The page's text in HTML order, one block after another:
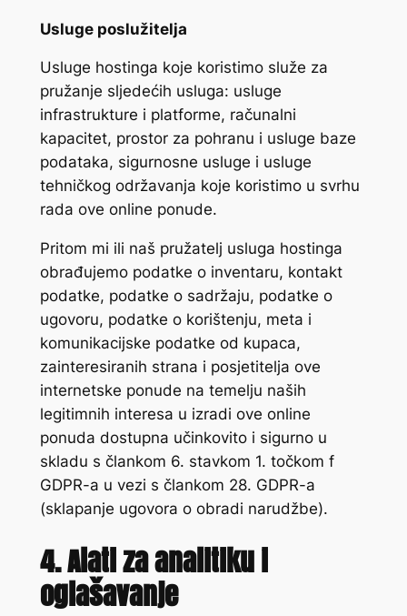
Usluge poslužitelja
Usluge hostinga koje koristimo služe za
pružanje sljedećih usluga: usluge
infrastrukture i platforme, računalni
kapacitet, prostor za pohranu i usluge baze
podataka, sigurnosne usluge i usluge
tehničkog održavanja koje koristimo u svrhu
rada ove online ponude.
Pritom mi ili naš pružatelj usluga hostinga
obrađujemo podatke o inventaru, kontakt
podatke, podatke o sadržaju, podatke o
ugovoru, podatke o korištenju, meta i
komunikacijske podatke od kupaca,
zainteresiranih strana i posjetitelja ove
internetske ponude na temelju naših
legitimnih interesa u izradi ove online
ponuda dostupna učinkovito i sigurno u
skladu s člankom 6. stavkom 1. točkom f
GDPR-a u vezi s člankom 28. GDPR-a
(sklapanje ugovora o obradi narudžbe).
4. Alati za analitiku i
oglašavanje